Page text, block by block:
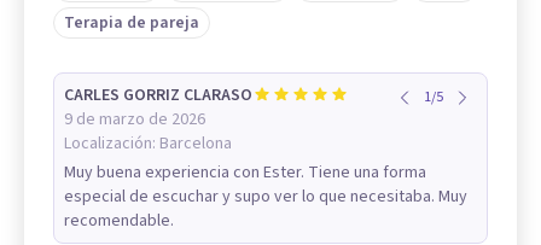
Terapia de pareja
CARLES GORRIZ CLARASO
9 de marzo de 2026
Localización: Barcelona
1/5
Muy buena experiencia con Ester. Tiene una forma
especial de escuchar y supo ver lo que necesitaba. Muy
recomendable.